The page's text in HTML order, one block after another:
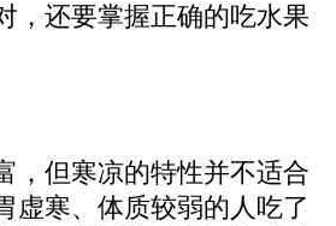
，还要掌握正确的吃水果
，但寒凉的特性并不适合
虚寒、体质较弱的人吃了